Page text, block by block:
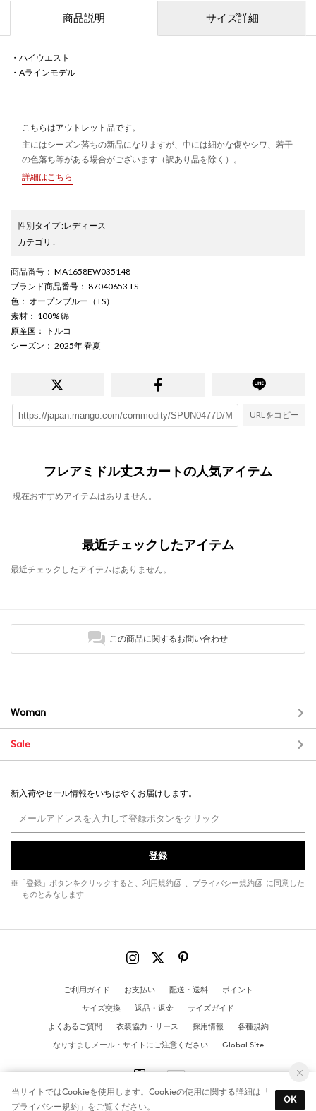
商品説明 サイズ詳細
・ハイウエスト
・Aラインモデル
こちらはアウトレット品です。
主にはシーズン落ちの新品になりますが、中には細かな傷やシワ、若干
の色落ち等がある場合がございます（訳あり品を除く）。
詳細はこちら
性別タイプ:レディース
カテゴリ :
商品番号 ： MA1658EW035148
ブランド商品番号 ： 87040653 TS
色 ： オープンブルー（TS）
素材 ： 100% 綿
原産国 ： トルコ
シーズン ： 2025年 春夏
URLをコピー
フレアミドル丈スカートの人気アイテム
現在おすすめアイテムはありません。
最近チェックしたアイテム
最近チェックしたアイテムはありません。
この商品に関するお問い合わせ
Woman
Sale
新入荷やセール情報をいちはやくお届けします。
登録
※「登録」ボタンをクリックすると、 利用規約 、 プライバシー規約
に同意した
ものとみなします
ご利用ガイド お支払い 配送・送料
ポイント
サイズ交換
返品・返金
サイズガイド
よくあるご質問
衣装協力・リース 採用情報
各種規約
なりすましメール・サイトにご注意ください
Global Site
© MANGO All Rights Reserved
当サイトではCookieを使用します。Cookieの使用に関する詳細は「
プライバシー規約 」をご覧ください。
OK